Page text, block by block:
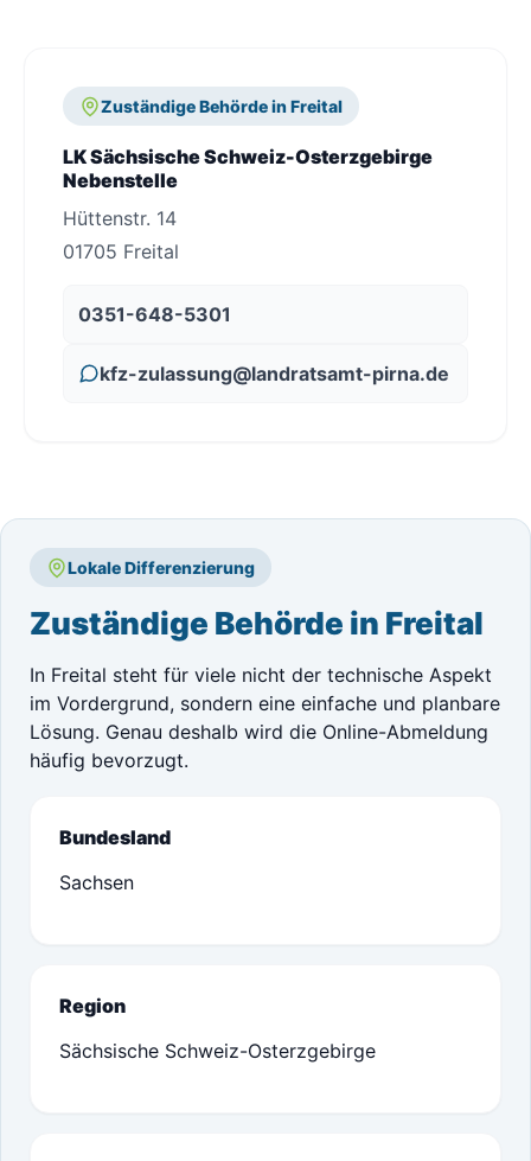
Zuständige Behörde in Freital
LK Sächsische Schweiz-Osterzgebirge
Nebenstelle
Hüttenstr. 14
01705 Freital
0351-648-5301
kfz-zulassung@landratsamt-pirna.de
Lokale Differenzierung
Zuständige Behörde in Freital
In Freital steht für viele nicht der technische Aspekt
im Vordergrund, sondern eine einfache und planbare
Lösung. Genau deshalb wird die Online-Abmeldung
häufig bevorzugt.
Bundesland
Sachsen
Region
Sächsische Schweiz-Osterzgebirge